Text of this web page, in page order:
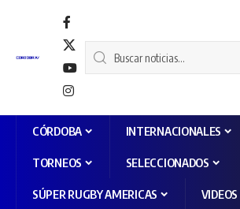
CÓRDOBA INTERNACIONALES
TORNEOS SELECCIONADOS
SÚPER RUGBY AMERICAS VIDEOS